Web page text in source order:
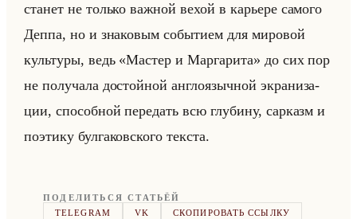
ста­нет не только важ­ной вехой в ка­рье­ре са­мо­го
Деппа, но и зна­ко­вым со­бы­ти­ем для ми­ро­вой
культу­ры, ведь «Мастер и Маргарита» до сих пор
не по­лу­ча­ла до­стойной ан­гло­языч­ной экра­ни­за­
ции, спо­соб­ной пе­ре­дать всю глу­би­ну, сар­казм и
по­эти­ку бул­га­ков­ско­го тек­ста.
ПОДЕЛИТЬСЯ СТАТЬЁЙ
TELEGRAM
VK СКОПИРОВАТЬ ССЫЛКУ